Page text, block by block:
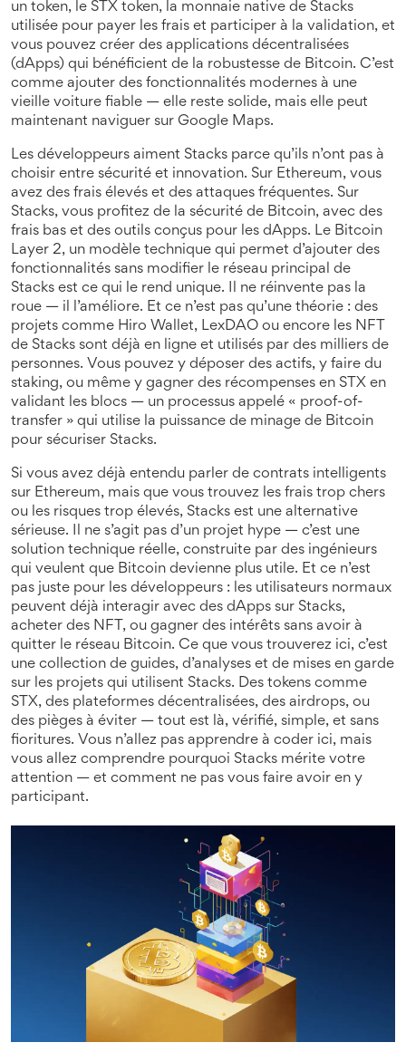
un token, le STX token, la monnaie native de Stacks
utilisée pour payer les frais et participer à la validation, et
vous pouvez créer des applications décentralisées
(dApps) qui bénéficient de la robustesse de Bitcoin. C’est
comme ajouter des fonctionnalités modernes à une
vieille voiture fiable — elle reste solide, mais elle peut
maintenant naviguer sur Google Maps.
Les développeurs aiment Stacks parce qu’ils n’ont pas à
choisir entre sécurité et innovation. Sur Ethereum, vous
avez des frais élevés et des attaques fréquentes. Sur
Stacks, vous profitez de la sécurité de Bitcoin, avec des
frais bas et des outils conçus pour les dApps. Le Bitcoin
Layer 2, un modèle technique qui permet d’ajouter des
fonctionnalités sans modifier le réseau principal de
Stacks est ce qui le rend unique. Il ne réinvente pas la
roue — il l’améliore. Et ce n’est pas qu’une théorie : des
projets comme Hiro Wallet, LexDAO ou encore les NFT
de Stacks sont déjà en ligne et utilisés par des milliers de
personnes. Vous pouvez y déposer des actifs, y faire du
staking, ou même y gagner des récompenses en STX en
validant les blocs — un processus appelé « proof-of-
transfer » qui utilise la puissance de minage de Bitcoin
pour sécuriser Stacks.
Si vous avez déjà entendu parler de contrats intelligents
sur Ethereum, mais que vous trouvez les frais trop chers
ou les risques trop élevés, Stacks est une alternative
sérieuse. Il ne s’agit pas d’un projet hype — c’est une
solution technique réelle, construite par des ingénieurs
qui veulent que Bitcoin devienne plus utile. Et ce n’est
pas juste pour les développeurs : les utilisateurs normaux
peuvent déjà interagir avec des dApps sur Stacks,
acheter des NFT, ou gagner des intérêts sans avoir à
quitter le réseau Bitcoin. Ce que vous trouverez ici, c’est
une collection de guides, d’analyses et de mises en garde
sur les projets qui utilisent Stacks. Des tokens comme
STX, des plateformes décentralisées, des airdrops, ou
des pièges à éviter — tout est là, vérifié, simple, et sans
fioritures. Vous n’allez pas apprendre à coder ici, mais
vous allez comprendre pourquoi Stacks mérite votre
attention — et comment ne pas vous faire avoir en y
participant.